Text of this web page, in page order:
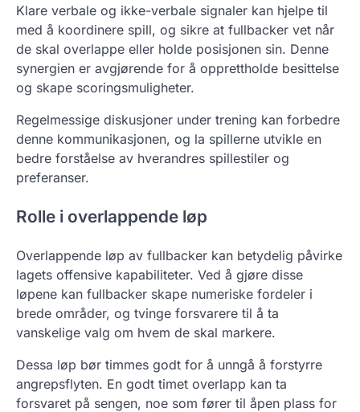
Klare verbale og ikke-verbale signaler kan hjelpe til
med å koordinere spill, og sikre at fullbacker vet når
de skal overlappe eller holde posisjonen sin. Denne
synergien er avgjørende for å opprettholde besittelse
og skape scoringsmuligheter.
Regelmessige diskusjoner under trening kan forbedre
denne kommunikasjonen, og la spillerne utvikle en
bedre forståelse av hverandres spillestiler og
preferanser.
Rolle i overlappende løp
Overlappende løp av fullbacker kan betydelig påvirke
lagets offensive kapabiliteter. Ved å gjøre disse
løpene kan fullbacker skape numeriske fordeler i
brede områder, og tvinge forsvarere til å ta
vanskelige valg om hvem de skal markere.
Dessa løp bør timmes godt for å unngå å forstyrre
angrepsflyten. En godt timet overlapp kan ta
forsvaret på sengen, noe som fører til åpen plass for